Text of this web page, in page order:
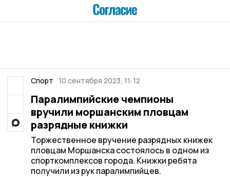
Спорт 10 сентября 2023, 11:12
Паралимпийские чемпионы
вручили моршанским пловцам
разрядные книжки
Торжественное вручение разрядных книжек
пловцам Моршанска состоялось в одном из
спорткомплексов города. Книжки ребята
получили из рук паралимпийцев.